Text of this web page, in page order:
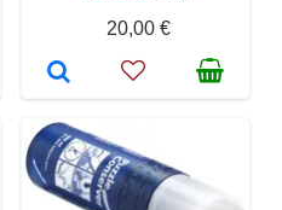
20,00 €